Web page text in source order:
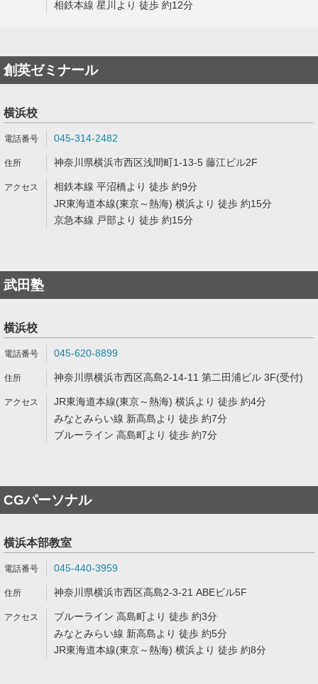
相鉄本線 星川より 徒歩 約12分
創英ゼミナール
横浜校
045-314-2482
神奈川県横浜市西区浅間町1-13-5 藤江ビル2F
相鉄本線 平沼橋より 徒歩 約9分
JR東海道本線(東京～熱海) 横浜より 徒歩 約15分
京急本線 戸部より 徒歩 約15分
武田塾
横浜校
045-620-8899
神奈川県横浜市西区高島2-14-11 第二田浦ビル 3F(受付)
JR東海道本線(東京～熱海) 横浜より 徒歩 約4分
みなとみらい線 新高島より 徒歩 約7分
ブルーライン 高島町より 徒歩 約7分
CGパーソナル
横浜本部教室
045-440-3959
神奈川県横浜市西区高島2-3-21 ABEビル5F
ブルーライン 高島町より 徒歩 約3分
みなとみらい線 新高島より 徒歩 約5分
JR東海道本線(東京～熱海) 横浜より 徒歩 約8分